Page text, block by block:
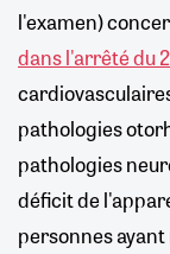
l'examen)
dans l'arrêté du
pathologies
pathologies
déficit de
personnes